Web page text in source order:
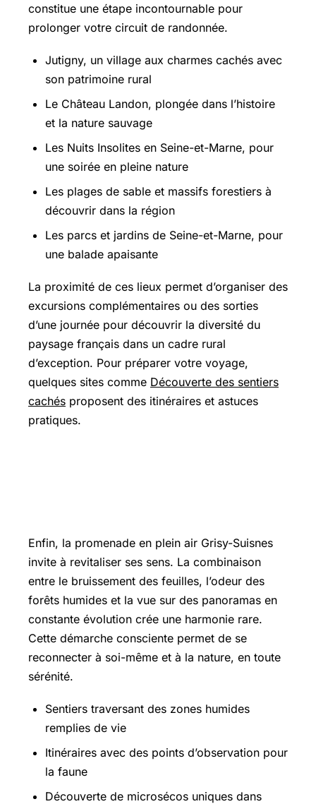
constitue une étape incontournable pour
prolonger votre circuit de randonnée.
Jutigny, un village aux charmes cachés avec
son patrimoine rural
Le Château Landon, plongée dans l’histoire
et la nature sauvage
Les Nuits Insolites en Seine-et-Marne, pour
une soirée en pleine nature
Les plages de sable et massifs forestiers à
découvrir dans la région
Les parcs et jardins de Seine-et-Marne, pour
une balade apaisante
La proximité de ces lieux permet d’organiser des
excursions complémentaires ou des sorties
d’une journée pour découvrir la diversité du
paysage français dans un cadre rural
d’exception. Pour préparer votre voyage,
quelques sites comme Découverte des sentiers
cachés proposent des itinéraires et astuces
pratiques.
Enfin, la promenade en plein air Grisy-Suisnes
invite à revitaliser ses sens. La combinaison
entre le bruissement des feuilles, l’odeur des
forêts humides et la vue sur des panoramas en
constante évolution crée une harmonie rare.
Cette démarche consciente permet de se
reconnecter à soi-même et à la nature, en toute
sérénité.
Sentiers traversant des zones humides
remplies de vie
Itinéraires avec des points d’observation pour
la faune
Découverte de microsécos uniques dans